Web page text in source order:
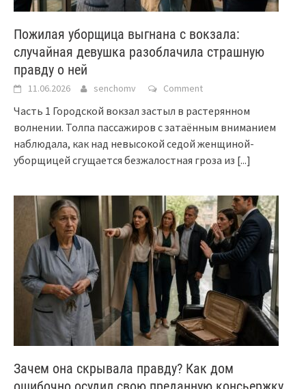
Пожилая уборщица выгнана с вокзала:
случайная девушка разоблачила страшную
правду о ней
11.06.2026 senchomv Comment
Часть 1 Городской вокзал застыл в растерянном
волнении. Толпа пассажиров с затаённым вниманием
наблюдала, как над невысокой седой женщиной-
уборщицей сгущается безжалостная гроза из [...]
Зачем она скрывала правду? Как дом